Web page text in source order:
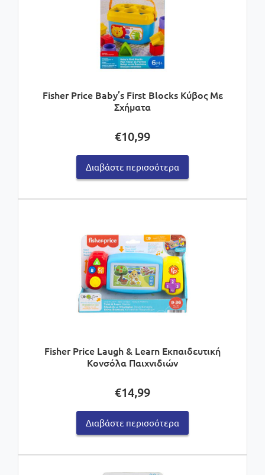
Fisher Price Baby’s First Blocks Κύβος Με
Σχήματα
€10,99
Διαβάστε περισσότερα
Fisher Price Laugh & Learn Εκπαιδευτική
Κονσόλα Παιχνιδιών
€14,99
Διαβάστε περισσότερα